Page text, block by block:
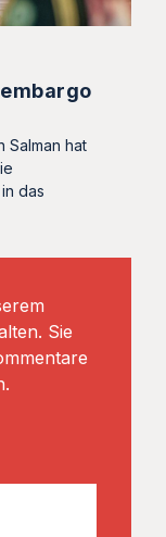
Salman hat
das
Sie